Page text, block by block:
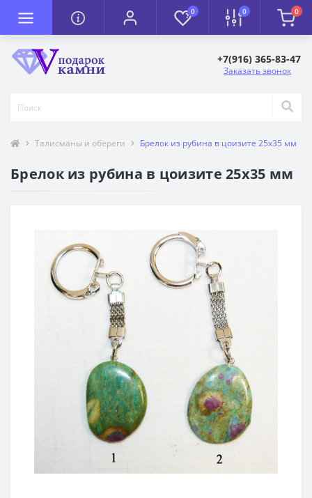
0 0 0
+7(916) 365-83-47
Заказать звонок
Талисманы и обереги Брелок из рубина в цоизите 25х35 мм
Брелок из рубина в цоизите 25х35 мм